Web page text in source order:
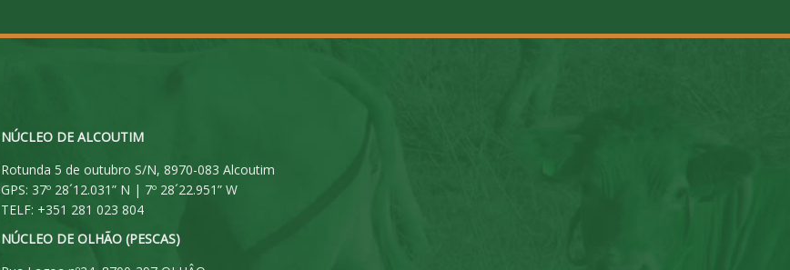
NÚCLEO DE ALCOUTIM
Rotunda 5 de outubro S/N, 8970-083 Alcoutim
GPS: 37º 28´12.031” N | 7º 28´22.951” W
TELF: +351 281 023 804
NÚCLEO DE OLHÃO (PESCAS)